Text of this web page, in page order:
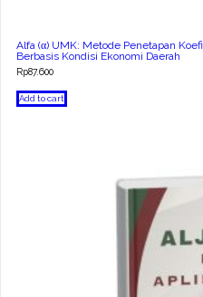
Alfa (α) UMK: Metode Penetapan
Berbasis Kondisi Ekonomi Daerah
Rp87.600
Add to cart